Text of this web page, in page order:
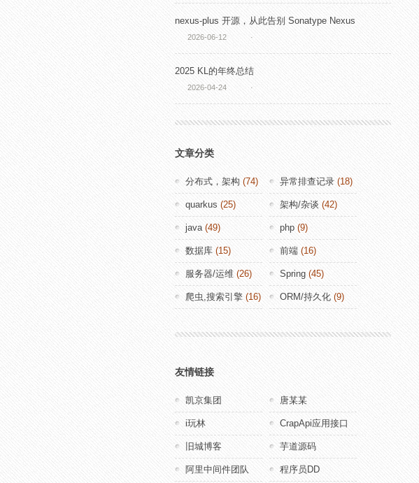
nexus-plus 开源，从此告别 Sonatype Nexus
2026-06-12 ·
2025 KL的年终总结
2026-04-24 ·
文章分类
分布式，架构 (74) 异常排查记录 (18)
quarkus (25) 架构/杂谈 (42)
java(49) php (9)
数据库 (15) 前端 (16)
服务器/运维 (26) Spring (45)
爬虫,搜索引擎 (16) ORM/持久化 (9)
友情链接
凯京集团 唐某某
i玩林 CrapApi应用接口
旧城博客 芋道源码
阿里中间件团队 程序员DD